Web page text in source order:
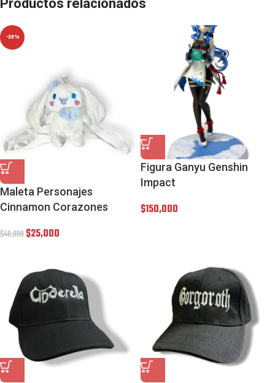
Productos relacionados
-38%
Maleta Personajes
Cinnamon Corazones
$40,000$25,000
Figura Ganyu Genshin
Impact
$150,000